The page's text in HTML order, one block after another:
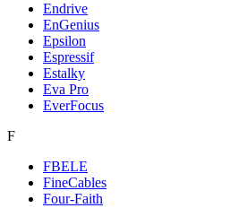
Endrive
EnGenius
Epsilon
Espressif
Estalky
Eva Pro
EverFocus
F
FBELE
FineCables
Four-Faith